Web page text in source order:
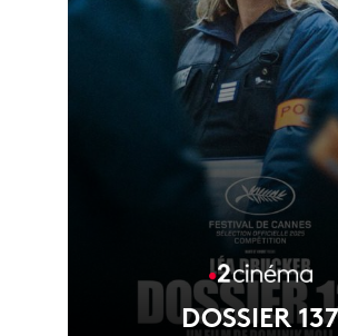
DOSSIER 137